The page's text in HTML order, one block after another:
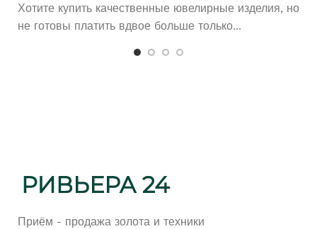
Хотите купить качественные ювелирные изделия, но
не готовы платить вдвое больше только...
Приём - продажа золота и техники